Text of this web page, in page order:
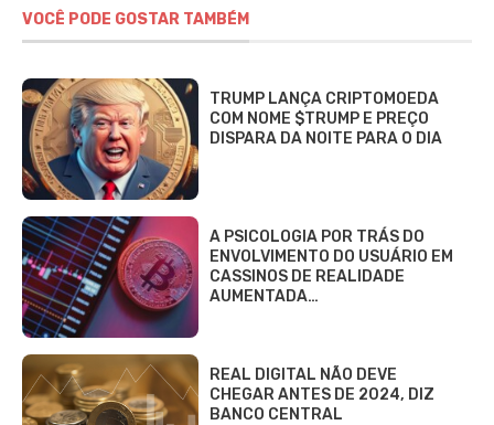
VOCÊ PODE GOSTAR TAMBÉM
TRUMP LANÇA CRIPTOMOEDA
COM NOME $TRUMP E PREÇO
DISPARA DA NOITE PARA O DIA
A PSICOLOGIA POR TRÁS DO
ENVOLVIMENTO DO USUÁRIO EM
CASSINOS DE REALIDADE
AUMENTADA…
REAL DIGITAL NÃO DEVE
CHEGAR ANTES DE 2024, DIZ
BANCO CENTRAL